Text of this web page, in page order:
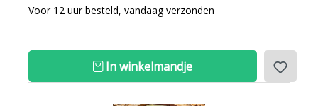
Voor 12 uur besteld, vandaag verzonden
In winkelmandje